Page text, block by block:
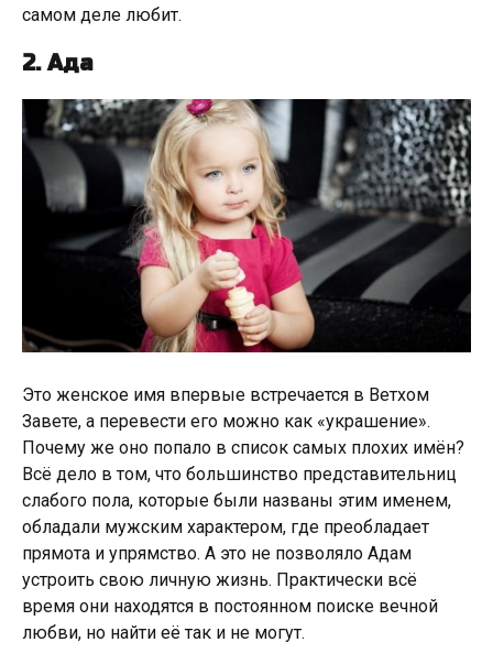
самом деле любит.
2. Ада
Это женское имя впервые встречается в Ветхом
Завете, а перевести его можно как «украшение».
Почему же оно попало в список самых плохих имён?
Всё дело в том, что большинство представительниц
слабого пола, которые были названы этим именем,
обладали мужским характером, где преобладает
прямота и упрямство. А это не позволяло Адам
устроить свою личную жизнь. Практически всё
время они находятся в постоянном поиске вечной
любви, но найти её так и не могут.